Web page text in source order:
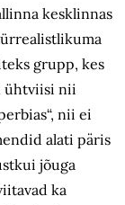
kesklinnas
grupp, kes
ühtviisi nii
nii ei
alati päris
jõuga
ka